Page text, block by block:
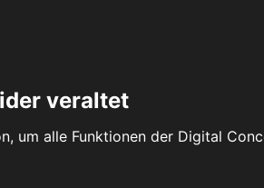
veraltet
um alle Funktionen der Digital